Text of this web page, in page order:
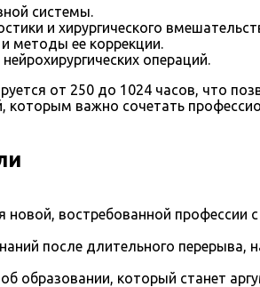
системы.
и хирургического
методы ее коррекции.
операций.
от 250 до 1024 часов, что
важно сочетать
востребованной профессии
после длительного перерыва,
образовании, который станет